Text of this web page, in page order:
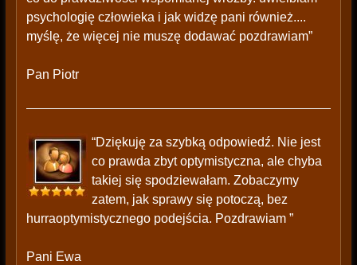
psychologię człowieka i jak widzę pani również....
myślę, że więcej nie muszę dodawać pozdrawiam”
Pan Piotr
“Dziękuję za szybką odpowiedź. Nie jest
co prawda zbyt optymistyczna, ale chyba
takiej się spodziewałam. Zobaczymy
zatem, jak sprawy się potoczą, bez
hurraoptymistycznego podejścia. Pozdrawiam ”
Pani Ewa